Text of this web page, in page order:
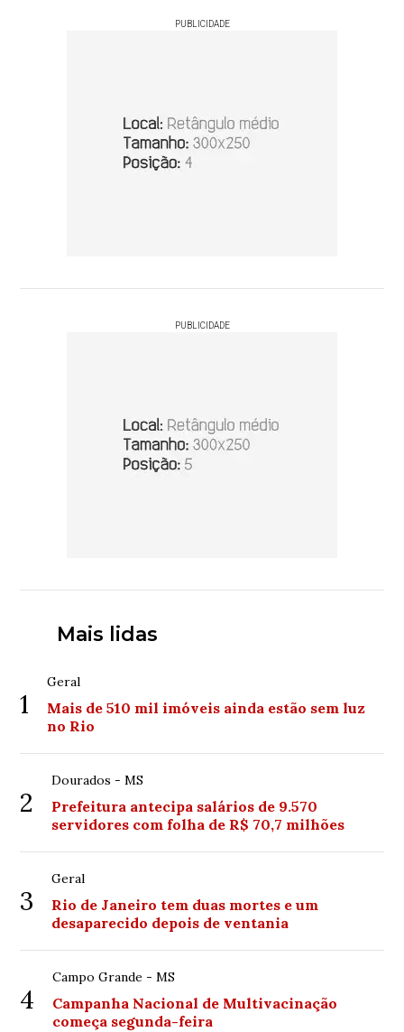
PUBLICIDADE
PUBLICIDADE
Mais lidas
1
Geral
Mais de 510 mil imóveis ainda estão sem luz
no Rio
2
Dourados - MS
Prefeitura antecipa salários de 9.570
servidores com folha de R$ 70,7 milhões
3
Geral
Rio de Janeiro tem duas mortes e um
desaparecido depois de ventania
4
Campo Grande - MS
Campanha Nacional de Multivacinação
começa segunda-feira